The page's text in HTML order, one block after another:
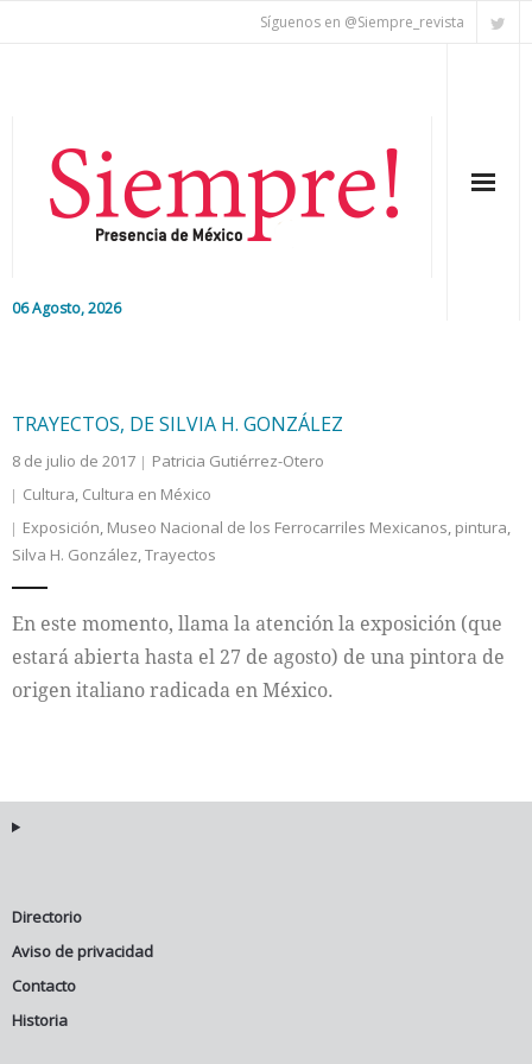
Síguenos en @Siempre_revista
06 Agosto, 2026
Nacional
Colaboradores
TRAYECTOS, DE SILVIA H. GONZÁLEZ
8 de julio de 2017
Patricia Gutiérrez-Otero
Cultura, Cultura en México
Exposición, Museo Nacional de los Ferrocarriles Mexicanos, pintura,
Silva H. González,Trayectos
En este momento, llama la atención la exposición (que
estará abierta hasta el 27 de agosto) de una pintora de
origen italiano radicada en México.
Directorio
Aviso de privacidad
Contacto
Historia